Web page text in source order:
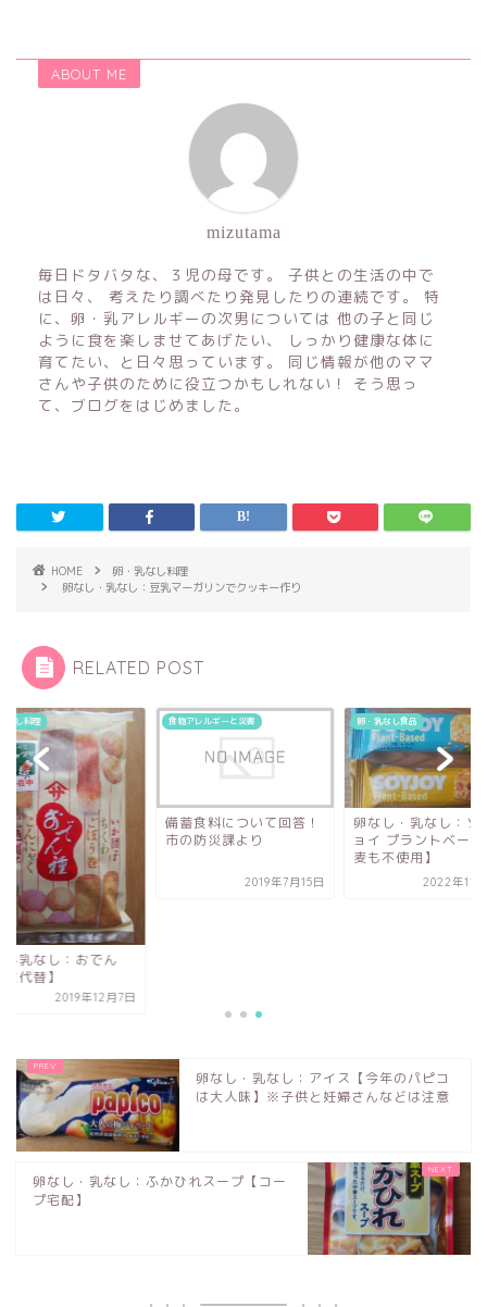
ABOUT ME
mizutama
毎日ドタバタな、３児の母です。 子供との生活の中で
は日々、 考えたり調べたり発見したりの連続です。 特
に、卵・乳アレルギーの次男については 他の子と同じ
ように食を楽しませてあげたい、 しっかり健康な体に
育てたい、と日々思っています。 同じ情報が他のママ
さんや子供のために役立つかもしれない！ そう思っ
て、ブログをはじめました。
HOME
卵・乳なし料理
卵なし・乳なし：豆乳マーガリンでクッキー作り
RELATED POST
なし料理
し乳なし：おでん
代替】
2019年12月7日
食物アレルギーと災害
備蓄食料について回答！
市の防災課より
2019年7月15日
卵・乳なし食品
卵なし・乳なし：ソ
ョイ プラントベー
麦も不使用】
2022年11
卵なし・乳なし：アイス【今年のパピコ
は大人味】※子供と妊婦さんなどは注意
卵なし・乳なし：ふかひれスープ【コー
プ宅配】